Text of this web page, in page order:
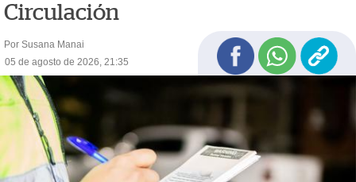
Circulación
Por Susana Manai
05 de agosto de 2026, 21:35